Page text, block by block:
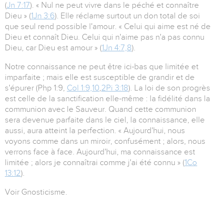
(Jn 7:17). « Nul ne peut vivre dans le péché et connaître
Dieu » (1Jn 3:6). Elle réclame surtout un don total de soi
que seul rend possible l'amour. « Celui qui aime est né de
Dieu et connaît Dieu. Celui qui n'aime pas n'a pas connu
Dieu, car Dieu est amour » (1Jn 4:7,8).
Notre connaissance ne peut être ici-bas que limitée et
imparfaite ; mais elle est susceptible de grandir et de
s'épurer (Php 1:9, Col 1:9,10,2Pi 3:18). La loi de son progrès
est celle de la sanctification elle-même : la fidélité dans la
communion avec le Sauveur. Quand cette communion
sera devenue parfaite dans le ciel, la connaissance, elle
aussi, aura atteint la perfection. « Aujourd'hui, nous
voyons comme dans un miroir, confusément ; alors, nous
verrons face à face. Aujourd'hui, ma connaissance est
limitée ; alors je connaîtrai comme j'ai été connu » (1Co
13:12).
Voir Gnosticisme.